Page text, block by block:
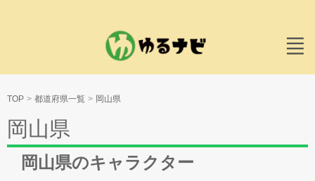
TOP 都道府県一覧 岡山県
岡山県
岡山県のキャラクター